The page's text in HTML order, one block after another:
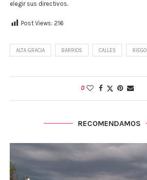
elegir sus directivos.
Post Views: 216
ALTA GRACIA BARRIOS CALLES RIEGO
0
RECOMENDAMOS